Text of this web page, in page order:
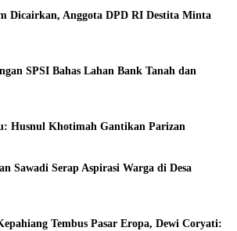
Dicairkan, Anggota DPD RI Destita Minta
SPSI Bahas Lahan Bank Tanah dan
Husnul Khotimah Gantikan Parizan
Sawadi Serap Aspirasi Warga di Desa
Tembus Pasar Eropa, Dewi Coryati: